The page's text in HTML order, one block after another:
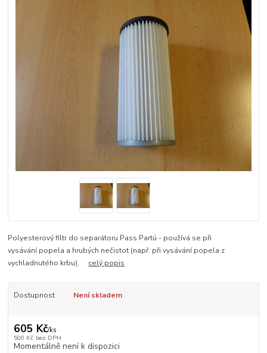
Polyesterový filtr do separátoru Pass Partú - používá se při
vysávání popela a hrubých nečistot (např. při vysávání popela z
vychladnutého krbu). celý popis
Dostupnost Není skladem
605 Kč/ks
500 Kč bez DPH
Momentálně není k dispozici